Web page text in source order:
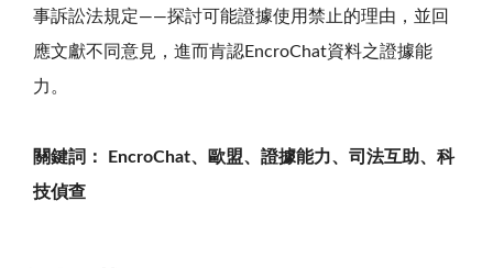
事訴訟法規定――探討可能證據使用禁止的理由，並回
應文獻不同意見，進而肯認EncroChat資料之證據能
力。
關鍵詞： EncroChat、歐盟、證據能力、司法互助、科
技偵查